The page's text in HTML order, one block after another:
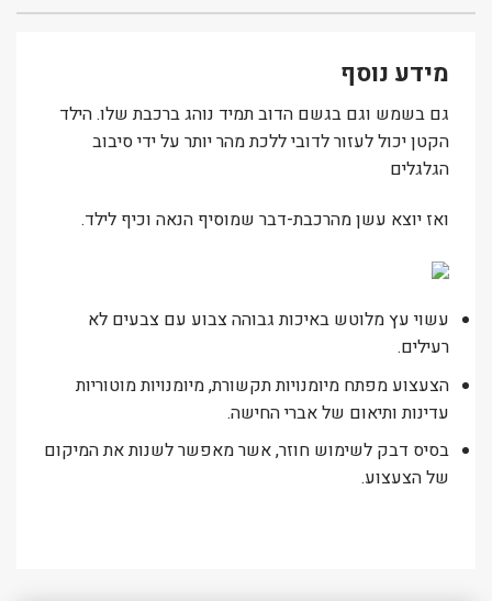
מידע נוסף
גם בשמש וגם בגשם הדוב תמיד נוהג ברכבת שלו. הילד
הקטן יכול לעזור לדובי ללכת מהר יותר על ידי סיבוב
הגלגלים
ואז יוצא עשן מהרכבת-דבר שמוסיף הנאה וכיף לילד.
עשוי עץ מלוטש באיכות גבוהה צבוע עם צבעים לא
רעילים.
הצעצוע מפתח מיומנויות תקשורת, מיומנויות מוטוריות
עדינות ותיאום של אברי החישה.
בסיס דבק לשימוש חוזר, אשר מאפשר לשנות את המיקום
של הצעצוע.